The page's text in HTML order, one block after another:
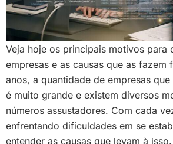
Veja hoje os principais motivos para
empresas e as causas que as fazem
anos, a quantidade de empresas
é muito grande e existem diversos
números assustadores. Com cada
enfrentando dificuldades em se
entender as causas que levam à